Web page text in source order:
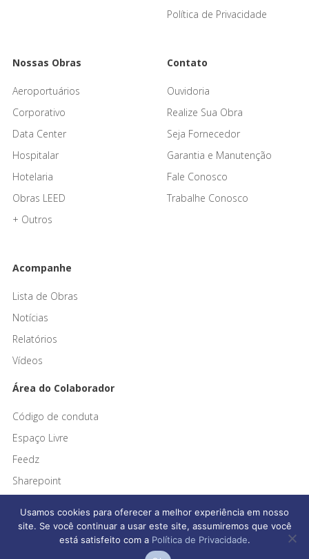
Política de Privacidade
Nossas Obras
Aeroportuários
Corporativo
Data Center
Hospitalar
Hotelaria
Obras LEED
+ Outros
Contato
Ouvidoria
Realize Sua Obra
Seja Fornecedor
Garantia e Manutenção
Fale Conosco
Trabalhe Conosco
Acompanhe
Lista de Obras
Notícias
Relatórios
Vídeos
Área do Colaborador
Código de conduta
Espaço Livre
Feedz
Sharepoint
Usamos cookies para oferecer a melhor experiência em nosso
site. Se você continuar a usar este site, assumiremos que você
está satisfeito com a Política de Privacidade.